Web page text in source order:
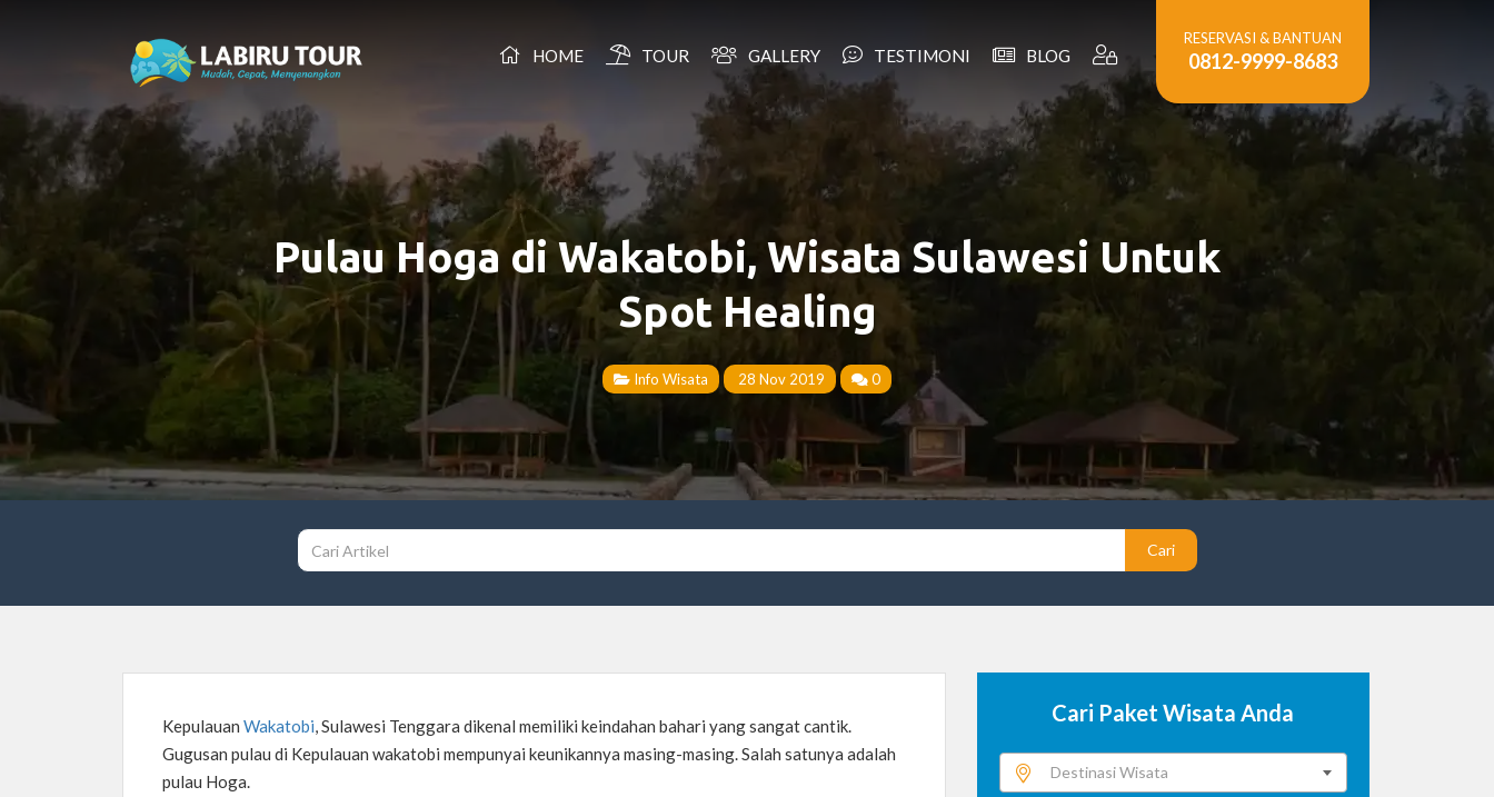
HOME TOUR GALLERY TESTIMONI BLOG
RESERVASI & BANTUAN
0812-9999-8683
Pulau Hoga di Wakatobi, Wisata Sulawesi Untuk
Spot Healing
Info Wisata 28 Nov 2019 0
Cari
Kepulauan Wakatobi, Sulawesi Tenggara dikenal memiliki keindahan bahari yang sangat cantik.
Gugusan pulau di Kepulauan wakatobi mempunyai keunikannya masing-masing. Salah satunya adalah
pulau Hoga.
Cari Paket Wisata Anda
Destinasi Wisata